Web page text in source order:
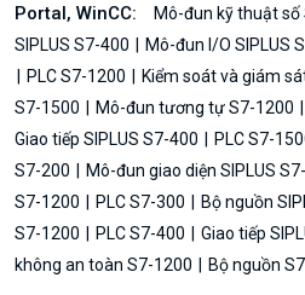
Portal, WinCC:
Mô-đun kỹ thuật số
SIPLUS S7-400
Mô-đun I/O SIPLUS
PLC S7-1200
Kiểm soát và giám
S7-1500
Mô-đun tương tự S7-1200
Giao tiếp SIPLUS S7-400
PLC S7-
S7-200
Mô-đun giao diện SIPLUS
S7-1200
PLC S7-300 Bộ nguồn
S7-1200
PLC S7-400 Giao tiếp
không an toàn S7-1200
Bộ nguồn